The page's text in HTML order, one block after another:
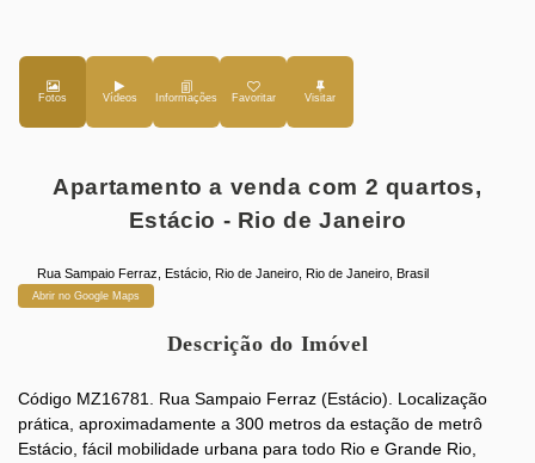
Fotos Vídeos Favoritar
Apartamento a venda com 2 quartos,
Estácio - Rio de Janeiro
Rua Sampaio Ferraz ,Estácio ,Rio de Janeiro ,Rio de Janeiro ,Brasil
Abrir no Google Maps
Descrição do Imóvel
Código MZ16781. Rua Sampaio Ferraz (Estácio). Localização
prática, aproximadamente a 300 metros da estação de metrô
Estácio, fácil mobilidade urbana para todo Rio e Grande Rio,